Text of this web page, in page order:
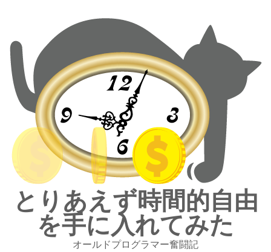
とりあえず時間的自由
を手に入れてみた
オールドプログラマー奮闘記